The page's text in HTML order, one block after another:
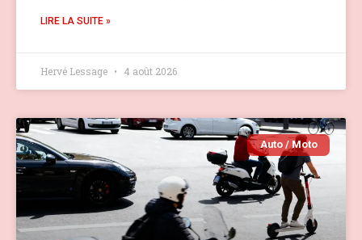
LIRE LA SUITE »
Hervé Lessage 4 août 2026
Auto / Moto